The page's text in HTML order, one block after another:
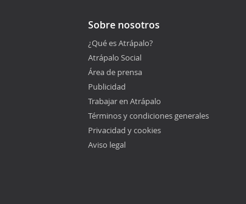
Sobre nosotros
¿Qué es Atrápalo?
Atrápalo Social
Área de prensa
Publicidad
Trabajar en Atrápalo
Términos y condiciones generales
Privacidad y cookies
Aviso legal